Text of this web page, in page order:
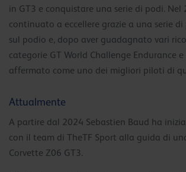
in GT3 e conquistare una serie di podi. Nel
continuato a eccellere grazie a una serie
sul podio e, dopo aver guadagnato vari
categorie GT World Challenge Endurance e
affermato come uno dei migliori piloti di
Attualmente
A partire dal 2024 Sebastien Baud ha
con il team di TheTF Sport alla guida di
Corvette Z06 GT3.